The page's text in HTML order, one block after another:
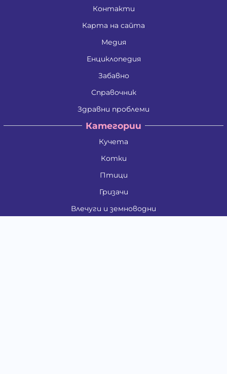
Контакти
Карта на сайта
Медия
Енциклопедия
Забавно
Справочник
Здравни проблеми
Категории
Кучета
Котки
Птици
Гризачи
Влечуги и земноводни